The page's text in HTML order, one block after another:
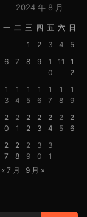
2024 年 8 月
一 二 三 四 五 六 日
1
2 3 4
5
6
7 8 9
1
0
11
1
2
1
3
1
4
1
5
1
6
1
7
1
8
1
9
2
0
2
1
2
2
2
3
2
4
2
5
2
6
2
7
2
8
2
9
3
0
3
1
« 7 月
9 月 »